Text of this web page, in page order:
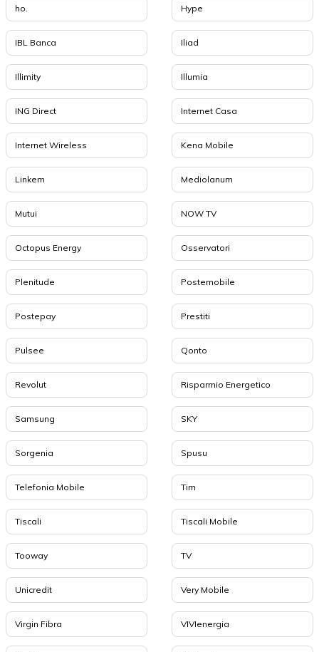
ho. Hype
IBL Banca Iliad
Illimity Illumia
ING Direct Internet Casa
Internet Wireless Kena Mobile
Linkem Mediolanum
Mutui NOW TV
Octopus Energy Osservatori
Plenitude Postemobile
Postepay Prestiti
Pulsee Qonto
Revolut Risparmio Energetico
Samsung SKY
Sorgenia Spusu
Telefonia Mobile Tim
Tiscali Tiscali Mobile
Tooway TV
Unicredit Very Mobile
Virgin Fibra VIVIenergia